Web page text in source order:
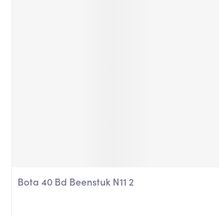
Bota 40 Bd Beenstuk N11 2